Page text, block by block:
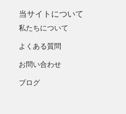
当サイトについて
私たちについて
よくある質問
お問い合わせ
ブログ